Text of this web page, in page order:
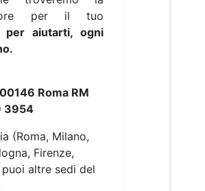
per il tuo
per aiutarti, ogni
Roma RM
3954
(Roma, Milano,
Firenze,
altre sedi del